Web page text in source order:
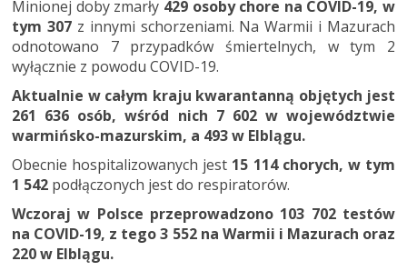
Minionej doby zmarły 429 osoby chore na COVID-19, w
tym 307 z innymi schorzeniami. Na Warmii i Mazurach
odnotowano 7 przypadków śmiertelnych, w tym 2
wyłącznie z powodu COVID-19.
Aktualnie w całym kraju kwarantanną objętych jest
261 636 osób, wśród nich 7 602 w województwie
warmińsko-mazurskim, a 493 w Elblągu.
Obecnie hospitalizowanych jest 15 114 chorych, w tym
1 542 podłączonych jest do respiratorów.
Wczoraj w Polsce przeprowadzono 103 702 testów
na COVID-19, z tego 3 552 na Warmii i Mazurach oraz
220 w Elblągu.